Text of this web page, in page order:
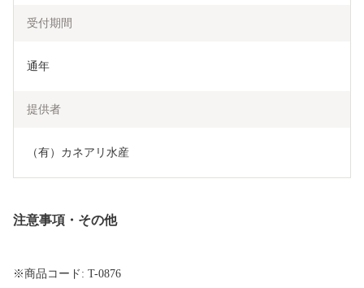
受付期間
通年
提供者
（有）カネアリ水産
注意事項・その他
※商品コード: T-0876